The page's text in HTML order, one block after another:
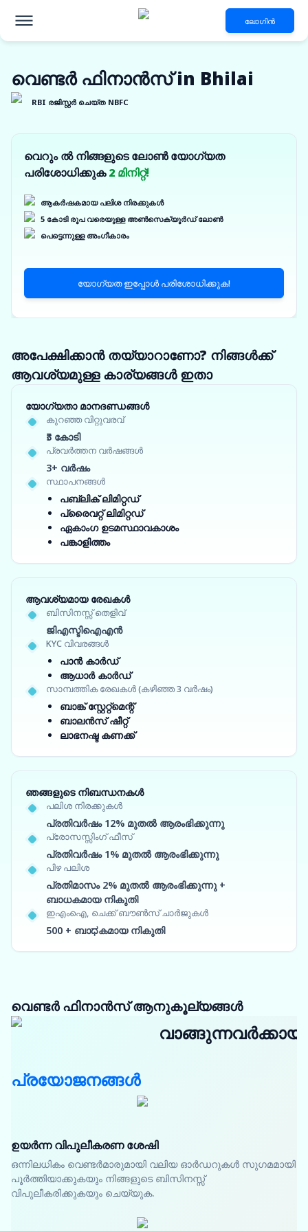
ലോഗിൻ
വെണ്ടർ ഫിനാൻസ് in Bhilai
RBI രജിസ്റ്റർ ചെയ്ത NBFC
വെറും ൽ നിങ്ങളുടെ ലോൺ യോഗ്യത
പരിശോധിക്കുക2 മിനിറ്റ്!
ആകർഷകമായ പലിശ നിരക്കുകൾ
5 കോടി രൂപ വരെയുള്ള അൺസെക്യൂർഡ് ലോൺ
പെട്ടെന്നുള്ള അംഗീകാരം
യോഗ്യത ഇപ്പോൾ പരിശോധിക്കുക!
അപേക്ഷിക്കാൻ തയ്യാറാണോ? നിങ്ങൾക്ക്
ആവശ്യമുള്ള കാര്യങ്ങൾ ഇതാ
യോഗ്യതാ മാനദണ്ഡങ്ങൾ
കുറഞ്ഞ വിറ്റുവരവ്
₹3 കോടി
പ്രവർത്തന വർഷങ്ങൾ
3+ വർഷം
സ്ഥാപനങ്ങൾ
പബ്ലിക് ലിമിറ്റഡ്
പ്രൈവറ്റ് ലിമിറ്റഡ്
ഏകാംഗ ഉടമസ്ഥാവകാശം
പങ്കാളിത്തം
ആവശ്യമായ രേഖകൾ
ബിസിനസ്സ് തെളിവ്
ജിഎസ്ടിഐഎൻ
KYC വിവരങ്ങൾ
പാൻ കാർഡ്
ആധാർ കാർഡ്
സാമ്പത്തിക രേഖകൾ (കഴിഞ്ഞ 3 വർഷം)
ബാങ്ക് സ്റ്റേറ്റ്‌മെന്റ്
ബാലൻസ് ഷീറ്റ്
ലാഭനഷ്ട കണക്ക്
ഞങ്ങളുടെ നിബന്ധനകൾ
പലിശ നിരക്കുകൾ
പ്രതിവർഷം 12% മുതൽ ആരംഭിക്കുന്നു
പ്രോസസ്സിംഗ് ഫീസ്
പ്രതിവർഷം 1% മുതൽ ആരംഭിക്കുന്നു
പിഴ പലിശ
പ്രതിമാസം 2% മുതൽ ആരംഭിക്കുന്നു +
ബാധകമായ നികുതി
ഇഎംഐ, ചെക്ക് ബൗൺസ് ചാർജുകൾ
500 + ബാಧകമായ നികുതി
വെണ്ടർ ഫിനാൻസ് ആനുകൂല്യങ്ങൾ
വാങ്ങുന്നവർക്കായി
പ്രയോജനങ്ങൾ
ഉയർന്ന വിപുലീകരണ ശേഷി
ഒന്നിലധികം വെണ്ടർമാരുമായി വലിയ ഓർഡറുകൾ സുഗമമായി
പൂർത്തിയാക്കുകയും നിങ്ങളുടെ ബിസിനസ്സ്
വിപുലീകരിക്കുകയും ചെയ്യുക.